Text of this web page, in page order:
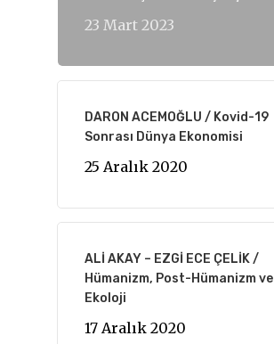
23 Mart 2023
DARON ACEMOĞLU / Kovid-19
Sonrası Dünya Ekonomisi
25 Aralık 2020
ALİ AKAY – EZGİ ECE ÇELİK /
Hümanizm, Post-Hümanizm ve
Ekoloji
17 Aralık 2020